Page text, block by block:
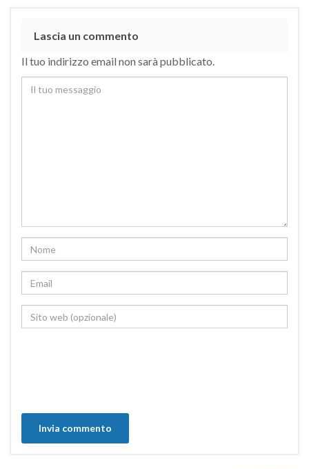
Lascia un commento
Il tuo indirizzo email non sarà pubblicato.